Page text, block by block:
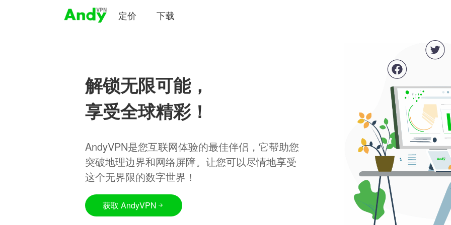
定价 下载
解锁无限可能，
享受全球精彩！
AndyVPN是您互联网体验的最佳伴侣，它帮助您
突破地理边界和网络屏障。让您可以尽情地享受
这个无界限的数字世界！
获取 AndyVPN